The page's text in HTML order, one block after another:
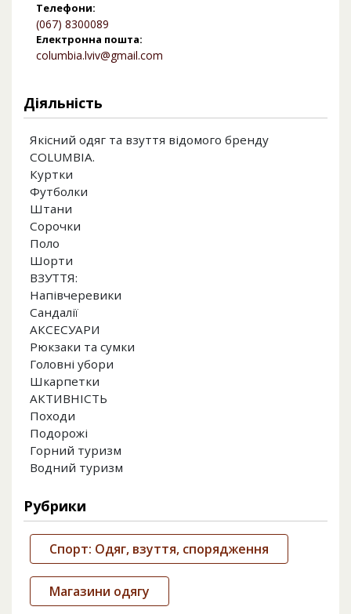
Телефони:
(067) 8300089
Електронна пошта:
columbia.lviv@gmail.com
Діяльність
Якісний одяг та взуття відомого бренду
COLUMBIA.
Куртки
Футболки
Штани
Сорочки
Поло
Шорти
ВЗУТТЯ:
Напівчеревики
Сандалії
АКСЕСУАРИ
Рюкзаки та сумки
Головні убори
Шкарпетки
АКТИВНІСТЬ
Походи
Подорожі
Горний туризм
Водний туризм
Рубрики
Спорт: Одяг, взуття, спорядження
Магазини одягу